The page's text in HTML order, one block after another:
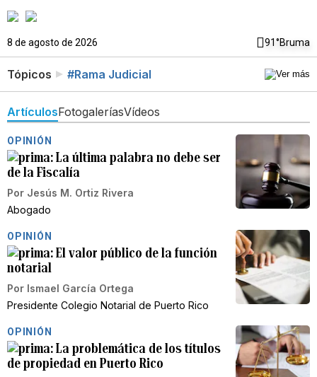
8 de agosto de 2026 91°Bruma
Tópicos #Rama Judicial
ArtículosFotogaleríasVídeos
OPINIÓN
La última palabra no debe ser
de la Fiscalía
Por Jesús M. Ortiz Rivera
Abogado
OPINIÓN
El valor público de la función
notarial
Por Ismael García Ortega
Presidente Colegio Notarial de Puerto Rico
OPINIÓN
La problemática de los títulos
de propiedad en Puerto Rico